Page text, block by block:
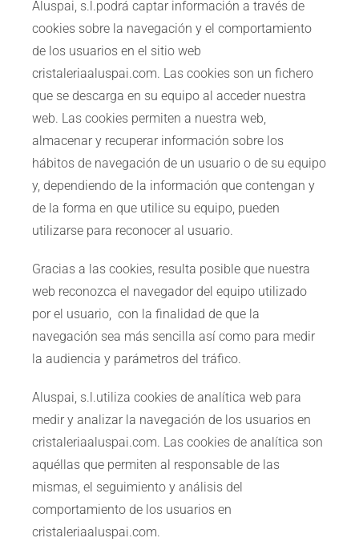
Aluspai, s.l.podrá captar información a través de
cookies sobre la navegación y el comportamiento
de los usuarios en el sitio web
cristaleriaaluspai.com. Las cookies son un fichero
que se descarga en su equipo al acceder nuestra
web. Las cookies permiten a nuestra web,
almacenar y recuperar información sobre los
hábitos de navegación de un usuario o de su equipo
y, dependiendo de la información que contengan y
de la forma en que utilice su equipo, pueden
utilizarse para reconocer al usuario.
Gracias a las cookies, resulta posible que nuestra
web reconozca el navegador del equipo utilizado
por el usuario, con la finalidad de que la
navegación sea más sencilla así como para medir
la audiencia y parámetros del tráfico.
Aluspai, s.l.utiliza cookies de analítica web para
medir y analizar la navegación de los usuarios en
cristaleriaaluspai.com. Las cookies de analítica son
aquéllas que permiten al responsable de las
mismas, el seguimiento y análisis del
comportamiento de los usuarios en
cristaleriaaluspai.com.